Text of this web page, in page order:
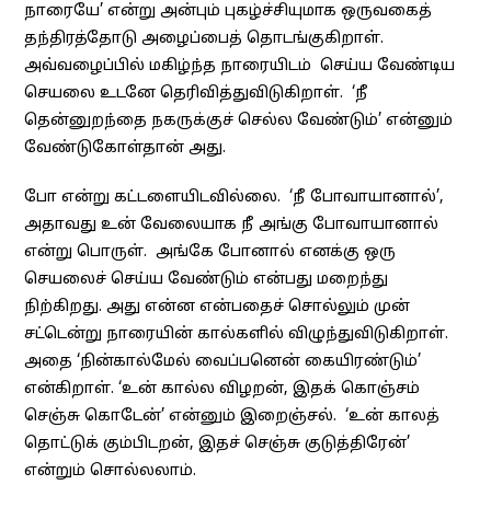
நாரையே’ என்று அன்பும் புகழ்ச்சியுமாக ஒருவகைத்
தந்திரத்தோடு அழைப்பைத் தொடங்குகிறாள்.
அவ்வழைப்பில் மகிழ்ந்த நாரையிடம் செய்ய வேண்டிய
செயலை உடனே தெரிவித்துவிடுகிறாள். ‘நீ
தென்னுறந்தை நகருக்குச் செல்ல வேண்டும்’ என்னும்
வேண்டுகோள்தான் அது.
போ என்று கட்டளையிடவில்லை. ‘நீ போவாயானால்’,
அதாவது உன் வேலையாக நீ அங்கு போவாயானால்
என்று பொருள். அங்கே போனால் எனக்கு ஒரு
செயலைச் செய்ய வேண்டும் என்பது மறைந்து
நிற்கிறது. அது என்ன என்பதைச் சொல்லும் முன்
சட்டென்று நாரையின் கால்களில் விழுந்துவிடுகிறாள்.
அதை ‘நின்கால்மேல் வைப்பனென் கையிரண்டும்’
என்கிறாள். ‘உன் கால்ல விழறன், இதக் கொஞ்சம்
செஞ்சு கொடேன்’ என்னும் இறைஞ்சல். ‘உன் காலத்
தொட்டுக் கும்பிடறன், இதச் செஞ்சு குடுத்திரேன்’
என்றும் சொல்லலாம்.